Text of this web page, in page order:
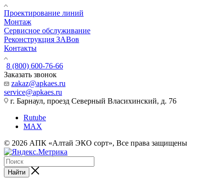
Проектирование линий
Монтаж
Сервисное обслуживание
Реконструкция ЗАВов
Контакты
8 (800) 600-76-66
Заказать звонок
zakaz@apkaes.ru
service@apkaes.ru
г. Барнаул, проезд Северный Власихинский, д. 76
Rutube
MAX
© 2026 АПК «Алтай ЭКО сорт», Все права защищены
Найти